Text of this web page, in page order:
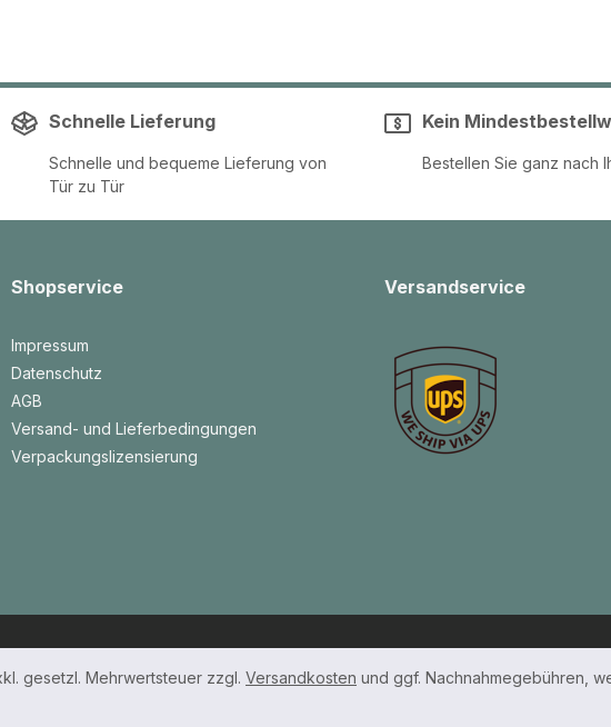
Schnelle Lieferung
Schnelle und bequeme Lieferung von
Tür zu Tür
Kein
Bestellen Sie ganz nach
Shopservice
Impressum
Datenschutz
AGB
Versand- und Lieferbedingungen
Verpackungslizensierung
Versandservice
gesetzl. Mehrwertsteuer zzgl. Versandkosten und ggf. Nachnahmegebühren,